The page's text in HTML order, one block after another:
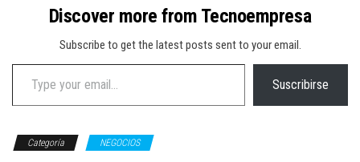
Discover more from Tecnoempresa
Subscribe to get the latest posts sent to your email.
Type your email…
Suscribirse
Categoría NEGOCIOS